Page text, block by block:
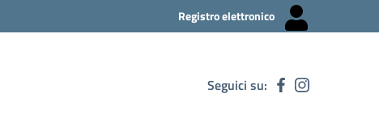
Registro elettronico
Seguici su: